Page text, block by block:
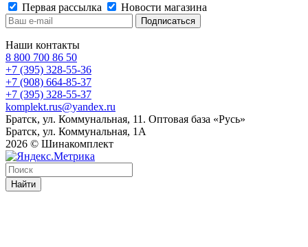
Первая рассылка
Новости магазина
Наши контакты
8 800 700 86 50
+7 (395) 328-55-36
+7 (908) 664-85-37
+7 (395) 328-55-37
komplekt.rus@yandex.ru
Братск, ул. Коммунальная, 11. Оптовая база «Русь»
Братск, ул. Коммунальная, 1А
2026 © Шинакомплект
Найти